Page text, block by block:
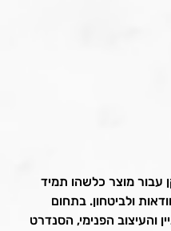
עבור מוצר כלשהו תמיד
ולביטחון. בתחום
והעיצוב הפנימי, הסנדרט